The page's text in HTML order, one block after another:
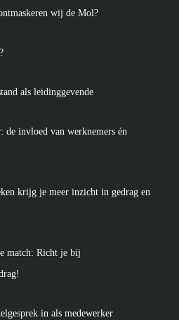
wij de Mol?
als leidinggevende
invloed van werknemers én
krijg je meer inzicht in gedrag en
match: Richt je bij
in als medewerker